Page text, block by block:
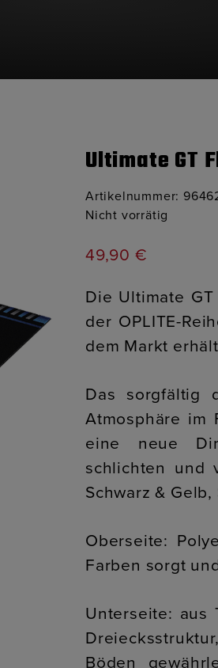
Ultimate GT
Artikelnummer:
Nicht vorrätig
49,90 €
Die Ultimate
der OPLITE-
dem Markt
Das sorgfältig
Atmosphäre im
eine neue
schlichten und
Schwarz &
Oberseite:
Farben sorgt
Unterseite: aus
Böden